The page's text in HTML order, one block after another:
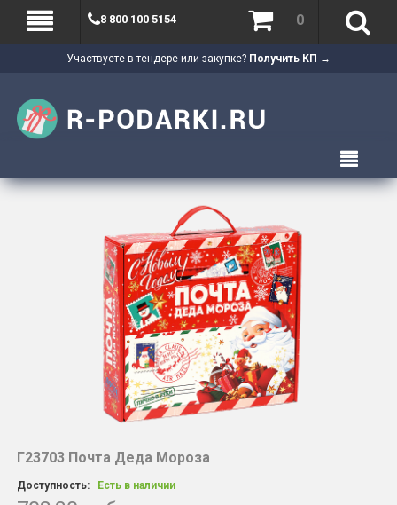
Участвуете в тендере или закупке? Получить КП →
8 800 100 5154 0
Г23703 Почта Деда Мороза
Доступность: Есть в наличии